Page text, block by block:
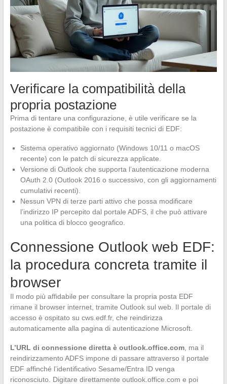
Verificare la compatibilità della
propria postazione
Prima di tentare una configurazione, è utile verificare se la
postazione è compatibile con i requisiti tecnici di EDF:
Sistema operativo aggiornato (Windows 10/11 o macOS
recente) con le patch di sicurezza applicate.
Versione di Outlook che supporta l’autenticazione moderna
OAuth 2.0 (Outlook 2016 o successivo, con gli aggiornamenti
cumulativi recenti).
Nessun VPN di terze parti attivo che possa modificare
l’indirizzo IP percepito dal portale ADFS, il che può attivare
una politica di blocco geografico.
Connessione Outlook web EDF:
la procedura concreta tramite il
browser
Il modo più affidabile per consultare la propria posta EDF
rimane il browser internet, tramite Outlook sul web. Il portale di
accesso è ospitato su cws.edf.fr, che reindirizza
automaticamente alla pagina di autenticazione Microsoft.
L’URL di connessione diretta è outlook.office.com, ma il
reindirizzamento ADFS impone di passare attraverso il portale
EDF affinché l’identificativo Sesame/Entra ID venga
riconosciuto. Digitare direttamente outlook.office.com e poi